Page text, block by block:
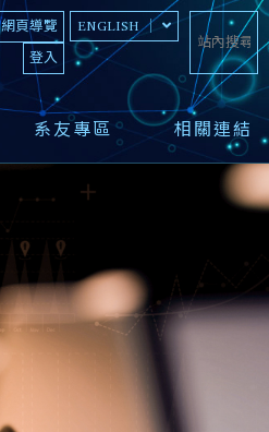
網頁導覽
登入
ENGLISH
系友專區 相關連結